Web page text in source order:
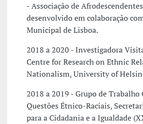
- Associação de
desenvolvido em colaboração
Municipal de Lisboa.
2018 a 2020 - Investigadora
Centre for Research on Ethnic
Nationalism, University of
2018 a 2019 - Grupo de Trabalho
Questões Étnico-Raciais,
para a Cidadania e a Igualdade